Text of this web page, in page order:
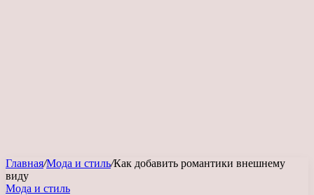
Главная/Мода и стиль/Как добавить романтики внешнему
виду
Мода и стиль